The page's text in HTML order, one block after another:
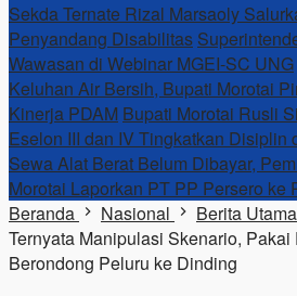
Sekda Ternate Rizal Marsaoly
Penyandang Disabilitas
Wawasan di Webinar MGEI-SC UNG
Keluhan Air Bersih, Bupati Morotai
Kinerja PDAM Bupati Morotai Rusli
Eselon III dan IV Tingkatkan Disiplin
Sewa Alat Berat Belum Dibayar,
Morotai Laporkan PT PP Persero ke
Beranda
Nasional Berita Utama
Ternyata Manipulasi Skenario,
Berondong Peluru ke Dinding